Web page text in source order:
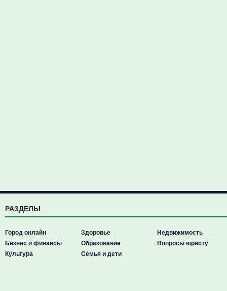
РАЗДЕЛЫ
Город онлайн
Бизнес и финансы
Культура
Здоровье
Образование
Семья и дети
Недвижимость
Вопросы юристу